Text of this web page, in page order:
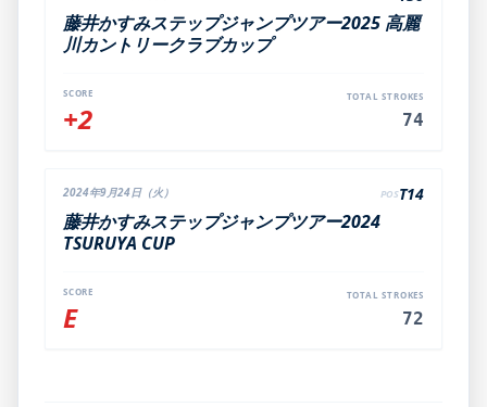
藤井かすみステップジャンプツアー2025 高麗
川カントリークラブカップ
SCORE
+2
TOTAL STROKES
74
2024年9月24日（火） POST14
藤井かすみステップジャンプツアー2024
TSURUYA CUP
SCORE
E
TOTAL STROKES
72